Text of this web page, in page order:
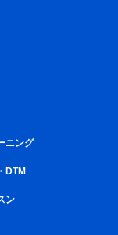
ニング
DTM
ン